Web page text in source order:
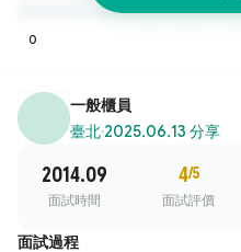
0
一般櫃員
臺北·2025.06.13 分享
2014.09
面試時間
4/5
面試評價
面試過程